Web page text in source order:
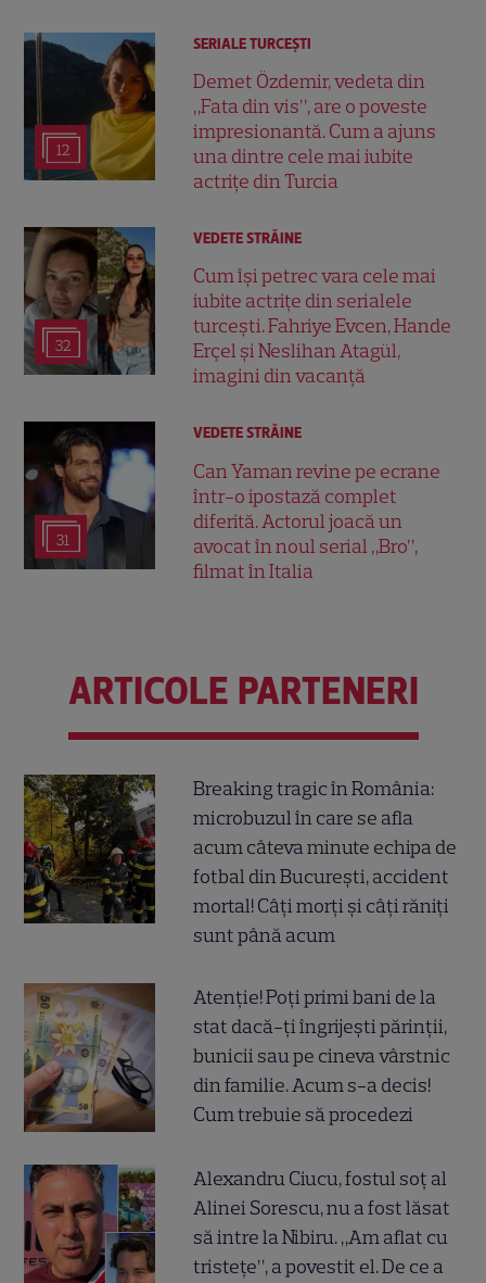
12
SERIALE TURCEŞTI
Demet Özdemir, vedeta din
„Fata din vis”, are o poveste
impresionantă. Cum a ajuns
una dintre cele mai iubite
actrițe din Turcia
32
VEDETE STRĂINE
Cum își petrec vara cele mai
iubite actrițe din serialele
turcești. Fahriye Evcen, Hande
Erçel și Neslihan Atagül,
imagini din vacanță
31
VEDETE STRĂINE
Can Yaman revine pe ecrane
într-o ipostază complet
diferită. Actorul joacă un
avocat în noul serial „Bro”,
filmat în Italia
ARTICOLE PARTENERI
Breaking tragic în România:
microbuzul în care se afla
acum câteva minute echipa de
fotbal din București, accident
mortal! Câți morți și câți răniți
sunt până acum
Atenție! Poți primi bani de la
stat dacă-ți îngrijești părinții,
bunicii sau pe cineva vârstnic
din familie. Acum s-a decis!
Cum trebuie să procedezi
Alexandru Ciucu, fostul soț al
Alinei Sorescu, nu a fost lăsat
să intre la Nibiru. „Am aflat cu
tristețe”, a povestit el. De ce a